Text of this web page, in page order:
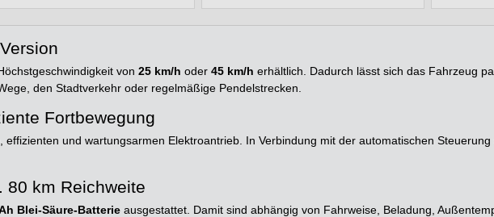
von 25 km/h oder 45 km/h erhältlich. Dadurch lässt sich das Fahrzeug
den Stadtverkehr oder regelmäßige Pendelstrecken.
Fortbewegung
und wartungsarmen Elektroantrieb. In Verbindung mit der automatischen
80 km Reichweite
Blei-Säure-Batterie ausgestattet. Damit sind abhängig von Fahrweise, Beladung,